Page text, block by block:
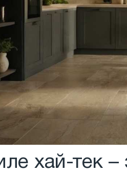
хай-тек